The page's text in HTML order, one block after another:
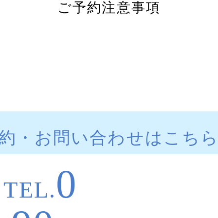
ご予約注意事項
・お問い合わせはこち
TEL.0